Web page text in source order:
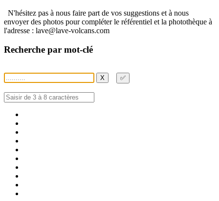
N'hésitez pas à nous faire part de vos suggestions et à nous
envoyer des photos pour compléter le référentiel et la photothèque à
l'adresse : lave@lave-volcans.com
Recherche par mot-clé
X ✅